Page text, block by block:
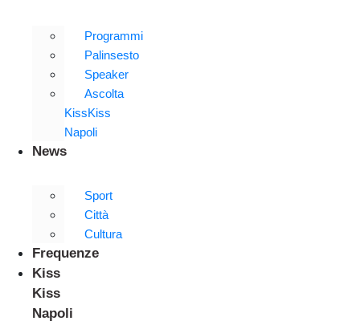
Programmi
Palinsesto
Speaker
Ascolta
KissKiss
Napoli
News
Sport
Città
Cultura
Frequenze
Kiss
Kiss
Napoli